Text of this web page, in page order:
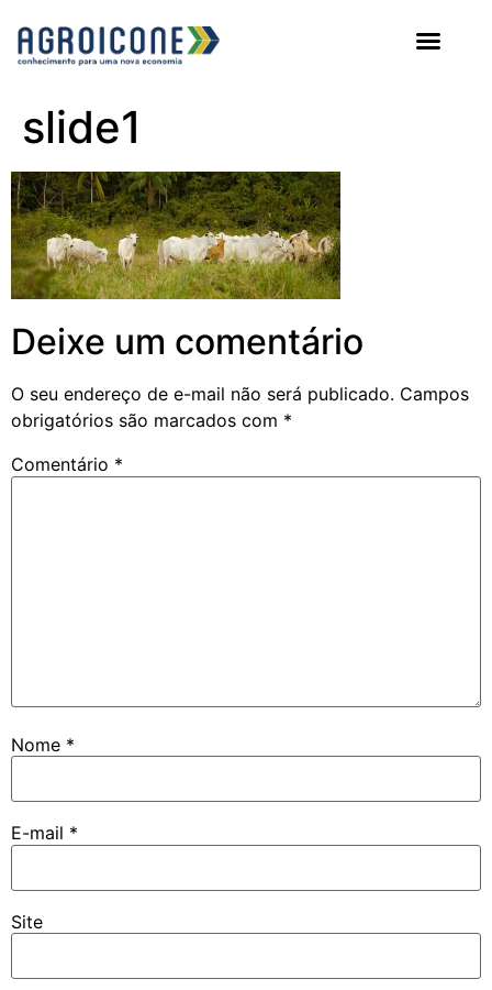
slide1
Deixe um comentário
O seu endereço de e-mail não será publicado. Campos
obrigatórios são marcados com *
Comentário *
Nome *
E-mail *
Site